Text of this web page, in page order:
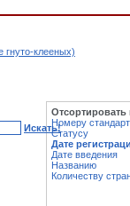
гнуто-клееных)
Искать!
Отсортировать
Номеру
Статусу
Дате
Дате введения
Названию
Количеству